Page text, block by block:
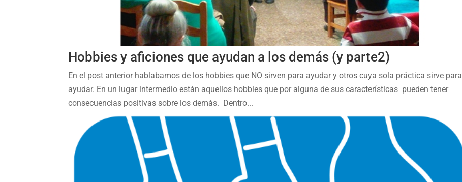
Hobbies y aficiones que ayudan a los demás (y parte2)
En el post anterior hablabamos de los hobbies que NO sirven para ayudar y otros cuya sola práctica sirve para
ayudar. En un lugar intermedio están aquellos hobbies que por alguna de sus características pueden tener
consecuencias positivas sobre los demás. Dentro...